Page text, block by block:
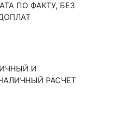
ПО ФАКТУ, БЕЗ
И
РАСЧЕТ